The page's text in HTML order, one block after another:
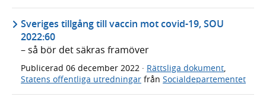
Sveriges tillgång till vaccin mot covid-19, SOU
2022:60
– så bör det säkras framöver
Publicerad 06 december 2022 · Rättsliga dokument,
Statens offentliga utredningar från Socialdepartementet